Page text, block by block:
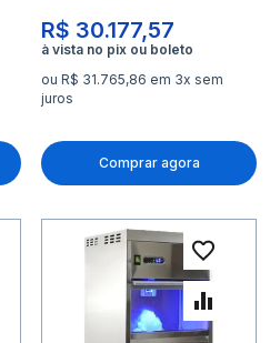
R$ 30.177,57
ou R$ 31.765,86 em 3x sem
juros
Comprar agora
à lista de
para Comparar